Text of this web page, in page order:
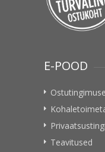
E-POOD
Teavitused